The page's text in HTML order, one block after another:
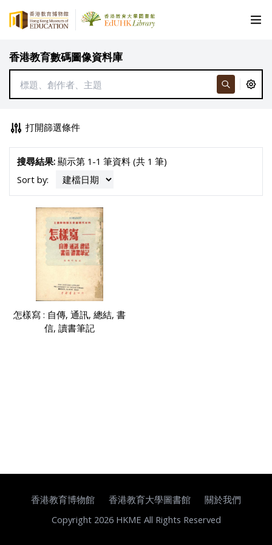
香港教育數碼圖像資料庫
打開篩選條件
搜尋結果:顯示第 1-1 筆資料 (共 1 筆)
Sort by:
怎樣寫 : 自傳, 通訊, 總結, 書
信, 讀書筆記
香港教育博物館 香港教育大學圖書館
關於我們
Copyright 2026 HKME All Rights Reserved